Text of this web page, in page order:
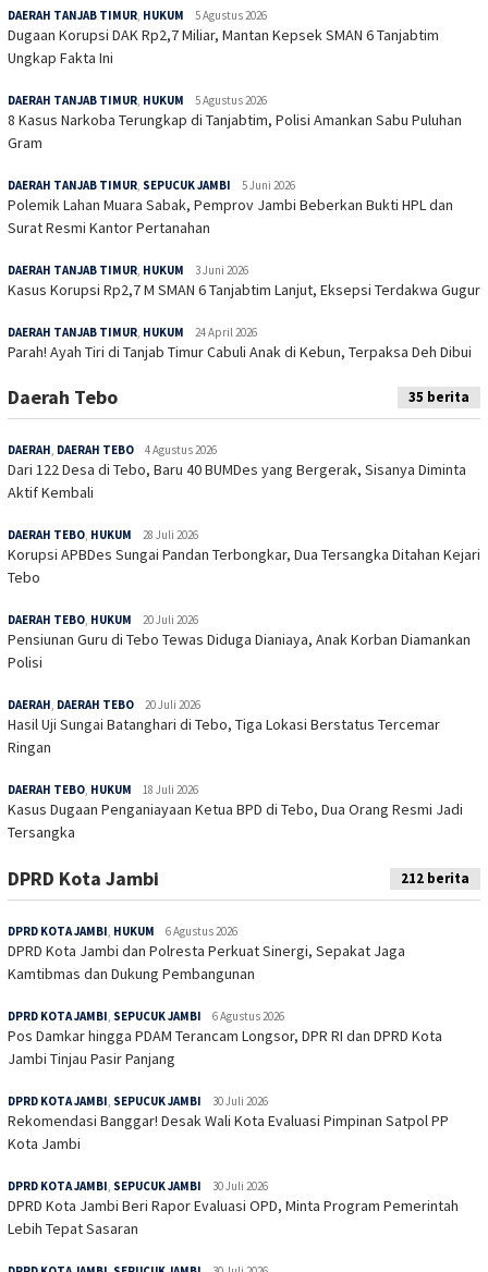
DAERAH TANJAB TIMUR HUKUM 5 Agustus 2026
Dugaan Korupsi DAK Rp2,7 Miliar, Mantan Kepsek SMAN 6 Tanjabtim
Ungkap Fakta Ini
DAERAH TANJAB TIMUR HUKUM 5 Agustus 2026
8 Kasus Narkoba Terungkap di Tanjabtim, Polisi Amankan Sabu Puluhan
Gram
DAERAH TANJAB TIMUR SEPUCUK JAMBI 5 Juni 2026
Polemik Lahan Muara Sabak, Pemprov Jambi Beberkan Bukti HPL dan
Surat Resmi Kantor Pertanahan
DAERAH TANJAB TIMUR HUKUM 3 Juni 2026
Kasus Korupsi Rp2,7 M SMAN 6 Tanjabtim Lanjut, Eksepsi Terdakwa Gugur
DAERAH TANJAB TIMUR HUKUM 24 April 2026
Parah! Ayah Tiri di Tanjab Timur Cabuli Anak di Kebun, Terpaksa Deh Dibui
Daerah Tebo 35 berita
DAERAH, DAERAH TEBO 4 Agustus 2026
Dari 122 Desa di Tebo, Baru 40 BUMDes yang Bergerak, Sisanya Diminta
Aktif Kembali
DAERAH TEBO, HUKUM 28 Juli 2026
Korupsi APBDes Sungai Pandan Terbongkar, Dua Tersangka Ditahan Kejari
Tebo
DAERAH TEBO, HUKUM 20 Juli 2026
Pensiunan Guru di Tebo Tewas Diduga Dianiaya, Anak Korban Diamankan
Polisi
DAERAH, DAERAH TEBO 20 Juli 2026
Hasil Uji Sungai Batanghari di Tebo, Tiga Lokasi Berstatus Tercemar
Ringan
DAERAH TEBO, HUKUM 18 Juli 2026
Kasus Dugaan Penganiayaan Ketua BPD di Tebo, Dua Orang Resmi Jadi
Tersangka
DPRD Kota Jambi 212 berita
DPRD KOTA JAMBI HUKUM 6 Agustus 2026
DPRD Kota Jambi dan Polresta Perkuat Sinergi, Sepakat Jaga
Kamtibmas dan Dukung Pembangunan
DPRD KOTA JAMBI SEPUCUK JAMBI 6 Agustus 2026
Pos Damkar hingga PDAM Terancam Longsor, DPR RI dan DPRD Kota
Jambi Tinjau Pasir Panjang
DPRD KOTA JAMBI SEPUCUK JAMBI 30 Juli 2026
Rekomendasi Banggar! Desak Wali Kota Evaluasi Pimpinan Satpol PP
Kota Jambi
DPRD KOTA JAMBI SEPUCUK JAMBI 30 Juli 2026
DPRD Kota Jambi Beri Rapor Evaluasi OPD, Minta Program Pemerintah
Lebih Tepat Sasaran